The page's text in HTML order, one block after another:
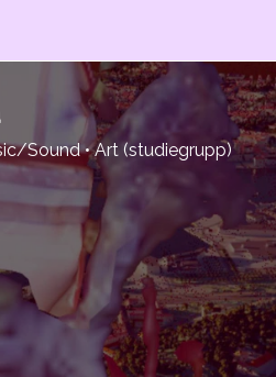
Sound • Art (studiegrupp)